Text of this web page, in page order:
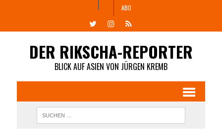
ABO
DER RIKSCHA-REPORTER
BLICK AUF ASIEN VON JÜRGEN KREMB